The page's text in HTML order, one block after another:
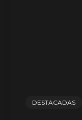
DESTACADAS